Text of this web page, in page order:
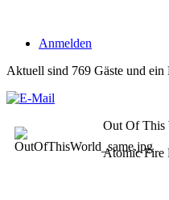
Anmelden
Aktuell sind 769 Gäste und
Out Of This
Atomic Fire